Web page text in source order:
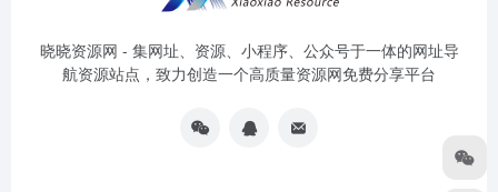
晓晓资源网 - 集网址、资源、小程序、公众号于一体的网址导
航资源站点，致力创造一个高质量资源网免费分享平台